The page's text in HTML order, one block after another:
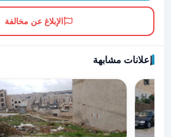
الإبلاغ عن مخالفة
إعلانات مشابهة